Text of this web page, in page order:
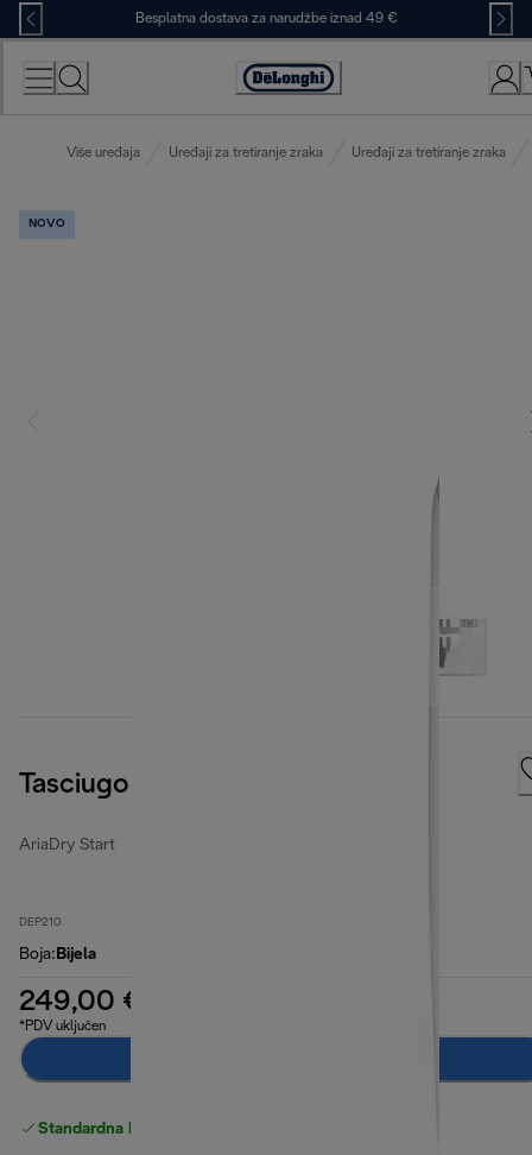
Skip
to
Content
Besplatna dostava za narudžbe iznad 49 €
Accessibility
Više uređaja Uređaji za tretiranje zraka Uređaji za tretiranje zraka
NOVO
Tasciugo AriaDry Start
AriaDry Start
DEP210
Boja: Bijela
249,00 €
*PDV uključen
Standardna besplatna